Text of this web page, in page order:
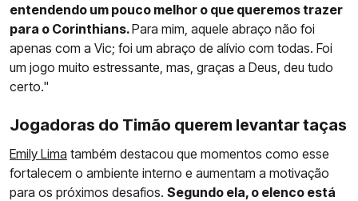
entendendo um pouco melhor o que queremos trazer
para o Corinthians.Para mim, aquele abraço não foi
apenas com a Vic; foi um abraço de alívio com todas. Foi
um jogo muito estressante, mas, graças a Deus, deu tudo
certo."
Jogadoras do Timão querem levantar taças
Emily Lima também destacou que momentos como esse
fortalecem o ambiente interno e aumentam a motivação
para os próximos desafios. Segundo ela, o elenco está